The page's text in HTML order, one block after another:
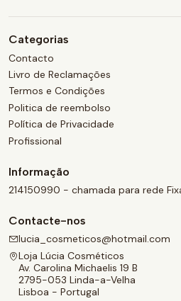
Categorias
Contacto
Livro de Reclamações
Termos e Condições
Politica de reembolso
Política de Privacidade
Profissional
Informação
214150990 - chamada para rede
Contacte-nos
lucia_cosmeticos@hotmail.com
Loja Lúcia Cosméticos
Av. Carolina Michaelis 19 B
2795-053 Linda-a-Velha
Lisboa - Portugal